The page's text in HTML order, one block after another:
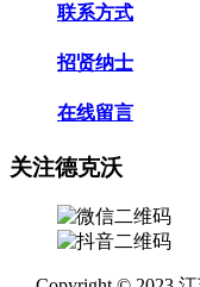
联系方式
招贤纳士
在线留言
关注德克沃